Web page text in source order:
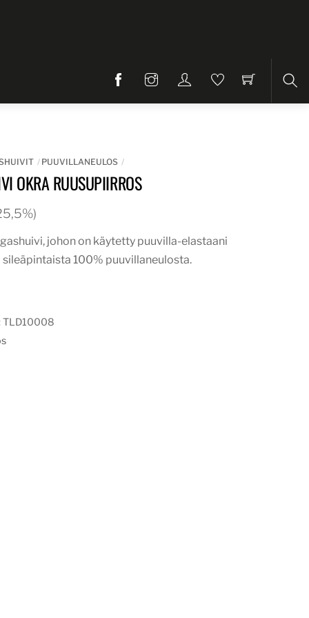
PUUVILLANEULOS
OKRA RUUSUPIIRROS
johon on käytetty puuvilla-elastaani
100% puuvillaneulosta.
TLD10008